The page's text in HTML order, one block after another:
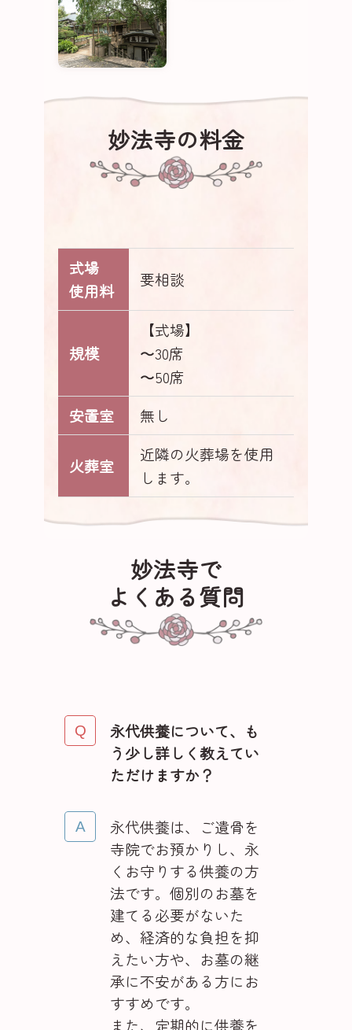
妙法寺の料金
式場
使用料
要相談
規模
【式場】
〜30席
〜50席
安置室
無し
火葬室
近隣の火葬場を使用
します。
妙法寺で
よくある質問
永代供養について、も
う少し詳しく教えてい
ただけますか？
永代供養は、ご遺骨を
寺院でお預かりし、永
くお守りする供養の方
法です。個別のお墓を
建てる必要がないた
め、経済的な負担を抑
えたい方や、お墓の継
承に不安がある方にお
すすめです。
また、定期的に供養を